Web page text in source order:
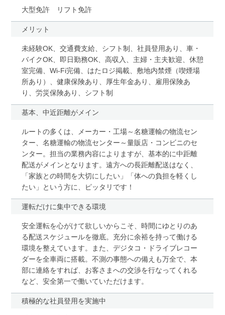
大型免許 リフト免許
メリット
未経験OK、交通費支給、シフト制、社員登用あり、車・
バイクOK、即日勤務OK、高収入、主婦・主夫歓迎、休憩
室完備、Wi-Fi完備、はたロジ掲載、敷地内禁煙（喫煙場
所あり）、健康保険あり、厚生年金あり、雇用保険あ
り、労災保険あり、シフト制
基本、中近距離がメイン
ルートの多くは、メーカー・工場～名糖運輸の物流セン
ター、名糖運輸の物流センター～量販店・コンビニのセ
ンター。担当の業務内容によりますが、基本的に中距離
配送がメインとなります。遠方への長距離配送はなく、
「家族との時間を大切にしたい」「体への負担を軽くし
たい」という方に、ピッタリです！
運転だけに集中できる環境
安全運転を心がけて欲しいからこそ、時間にゆとりのあ
る配送スケジュールを徹底。充分に余裕を持って働ける
環境を整えています。また、デジタコ・ドライブレコー
ダーを全車両に搭載。不測の事態への備えも万全で、本
部に連絡をすれば、お客さまへの交渉を行なってくれる
など、安全第一で働いていただけます。
積極的な社員登用を実施中